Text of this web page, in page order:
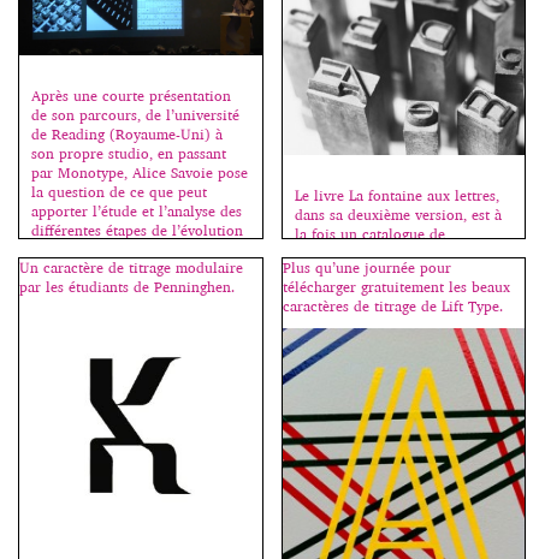
Après une courte présentation
de son parcours, de l’université
de Reading (Royaume-Uni) à
son propre studio, en passant
par Monotype, Alice Savoie pose
la question de ce que peut
apporter l’étude et l’analyse des
différentes étapes de l’évolution
caractères à un concepteur
contemporain. Comment sont
Le livre La fontaine aux lettres,
dans sa deuxième version, est à
la fois un catalogue de
présentation de caractères, et un
guide pratique pour découvrir
l’histoire de la typographie et se
familiariser avec les règles
d’usage. Il est accompagné d’un
site internet qui reprend une
partie de l’ouvrage et offre ainsi
gratuitement aux étudiants […]
Un caractère de titrage modulaire
par les étudiants de Penninghen.
Plus qu’une journée pour
télécharger gratuitement les beaux
caractères de titrage de Lift Type.